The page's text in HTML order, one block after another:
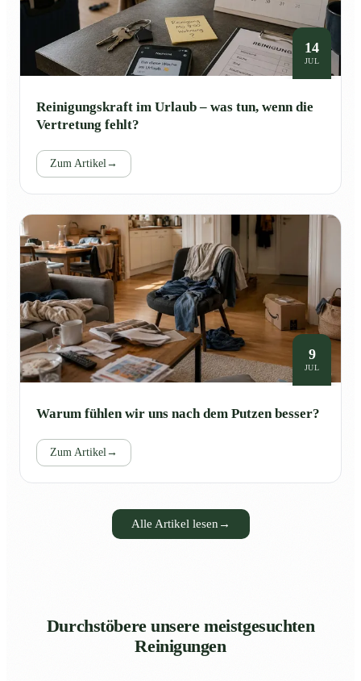
14
JUL
Reinigungskraft im Urlaub – was tun, wenn die
Vertretung fehlt?
Zum Artikel →
9
JUL
Warum fühlen wir uns nach dem Putzen besser?
Zum Artikel →
Alle Artikel lesen →
Durchstöbere unsere meistgesuchten
Reinigungen